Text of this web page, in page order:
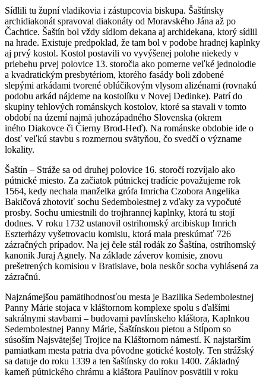
Sídlili tu župní vladikovia i zástupcovia biskupa. Šaštínsky
archidiakonát spravoval diakonáty od Moravského Jána až po
Čachtice. Šaštín bol vždy sídlom dekana aj archidekana, ktorý sídlil
na hrade. Existuje predpoklad, že tam bol v podobe hradnej kaplnky
aj prvý kostol. Kostol postavili vo vyvýšenej polohe niekedy v
priebehu prvej polovice 13. storočia ako pomerne veľké jednolodie
a kvadratickým presbytériom, ktorého fasády boli zdobené
slepými arkádami tvorené oblúčikovým vlysom alizénami (rovnakú
podobu arkád nájdeme na kostolíku v Novej Dedinke). Patrí do
skupiny tehlových románskych kostolov, ktoré sa stavali v tomto
období na území najmä juhozápadného Slovenska (okrem
iného Diakovce či Čierny Brod-Heď). Na románske obdobie ide o
dosť veľkú stavbu s rozmernou svätyňou, čo svedčí o význame
lokality.
Šaštín – Stráže sa od druhej polovice 16. storočí rozvíjalo ako
pútnické miesto. Za začiatok pútnickej tradície považujeme rok
1564, kedy nechala manželka grófa Imricha Czobora Angelika
Bakičová zhotoviť sochu Sedembolestnej z vďaky za vypočuté
prosby. Sochu umiestnili do trojhrannej kaplnky, ktorá tu stojí
dodnes. V roku 1732 ustanovil ostrihomský arcibiskup Imrich
Eszterházy vyšetrovaciu komisiu, ktorá mala preskúmať 726
zázračných prípadov. Na jej čele stál rodák zo Šaštína, ostrihomský
kanonik Juraj Agnely. Na základe záverov komisie, znovu
prešetrených komisiou v Bratislave, bola neskôr socha vyhlásená za
zázračnú.
Najznámejšou pamätihodnosťou mesta je Bazilika Sedembolestnej
Panny Márie stojaca v kláštornom komplexe spolu s ďalšími
sakrálnymi stavbami – budovami pavlínskeho kláštora, Kaplnkou
Sedembolestnej Panny Márie, Šaštínskou pietou a Stĺpom so
súsoším Najsvätejšej Trojice na Kláštornom námestí. K najstarším
pamiatkam mesta patria dva pôvodne gotické kostoly. Ten strážský
sa datuje do roku 1339 a ten šaštínsky do roku 1400. Základný
kameň pútnického chrámu a kláštora Paulínov posvätili v roku